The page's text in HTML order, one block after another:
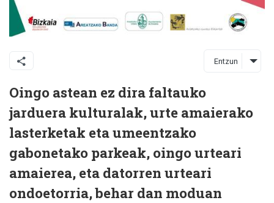
Entzun
Oingo astean ez dira faltauko
jarduera kulturalak, urte amaierako
lasterketak eta umeentzako
gabonetako parkeak, oingo urteari
amaierea, eta datorren urteari
ondoetorria, behar dan moduan